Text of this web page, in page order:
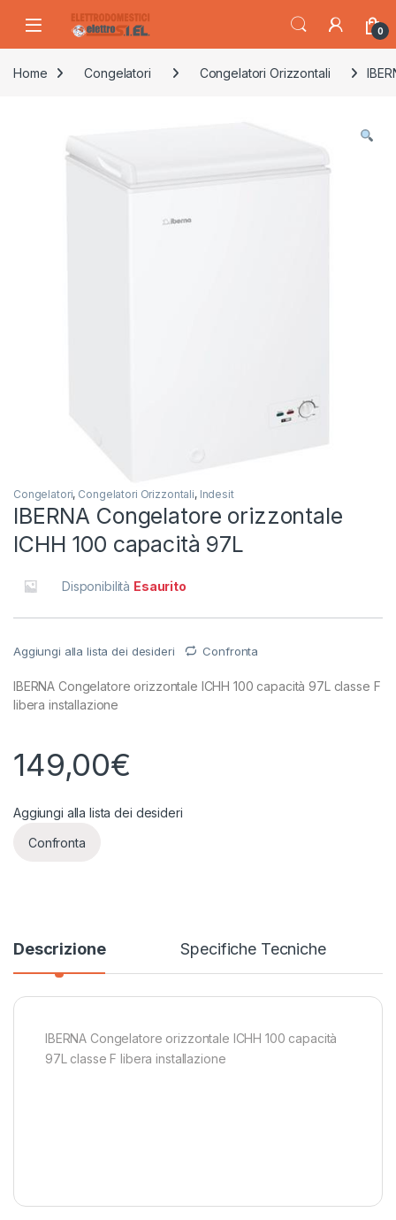
0
Home Congelatori Congelatori Orizzontali
Congelatori, Congelatori Orizzontali, Indesit
IBERNA Congelatore orizzontale
ICHH 100 capacità 97L
Disponibilità Esaurito
Aggiungi alla lista dei desideri Confronta
IBERNA Congelatore orizzontale ICHH 100 capacità 97L classe F
libera installazione
149,00€
Aggiungi alla lista dei desideri
Confronta
Descrizione Specifiche Tecniche
IBERNA Congelatore orizzontale ICHH 100 capacità
97L classe F libera installazione